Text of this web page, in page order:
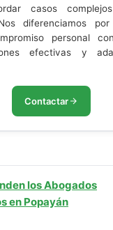
casos
diferenciamos
personal
efectivas y
Contactar
los Abogados
en Popayán